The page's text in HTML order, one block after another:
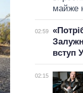
майже
02:59
вступ
02:15